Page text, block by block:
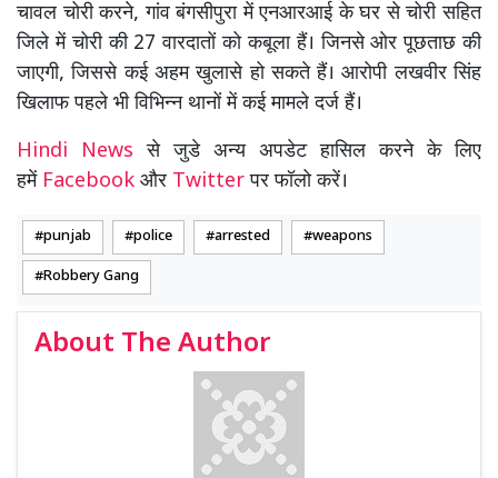
चावल चोरी करने, गांव बंगसीपुरा में एनआरआई के घर से चोरी सहित
जिले में चोरी की 27 वारदातों को कबूला हैं। जिनसे ओर पूछताछ की
जाएगी, जिससे कई अहम खुलासे हो सकते हैं। आरोपी लखवीर सिंह
खिलाफ पहले भी विभिन्न थानों में कई मामले दर्ज हैं।
Hindi Newsसे जुडे अन्य अपडेट हासिल करने के लिए
हमें Facebook और Twitterपर फॉलो करें।
punjab police arrested weapons
Robbery Gang
About The Author